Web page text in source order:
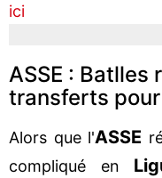
ici
ASSE : Batlles
transferts
Alors que l'ASSE
compliqué en